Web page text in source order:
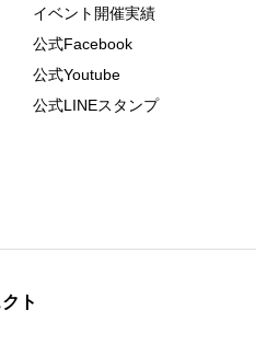
イベント開催実績
公式Facebook
公式Youtube
公式LINEスタンプ
ト